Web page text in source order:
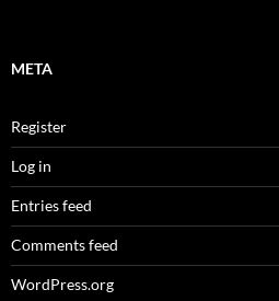
META
Register
Log in
Entries feed
Comments feed
WordPress.org